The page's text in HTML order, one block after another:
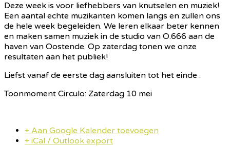
Deze week is voor liefhebbers van knutselen en muziek!
Een aantal echte muzikanten komen langs en zullen ons
de hele week begeleiden. We leren elkaar beter kennen
en maken samen muziek in de studio van O.666 aan de
haven van Oostende. Op zaterdag tonen we onze
resultaten aan het publiek!
Liefst vanaf de eerste dag aansluiten tot het einde .
Toonmoment Circulo: Zaterdag 10 mei
+ Aan Google Kalender toevoegen
+ iCal / Outlook export